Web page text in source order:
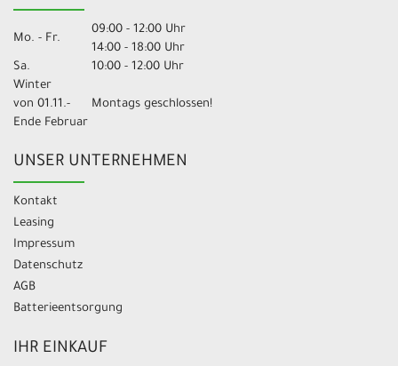
Mo. - Fr.
09:00 - 12:00 Uhr
14:00 - 18:00 Uhr
Sa.
10:00 - 12:00 Uhr
Winter
von 01.11.-
Ende Februar
Montags geschlossen!
UNSER UNTERNEHMEN
Kontakt
Leasing
Impressum
Datenschutz
AGB
Batterieentsorgung
IHR EINKAUF